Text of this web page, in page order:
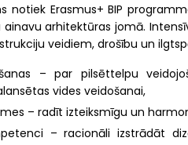
notiek Erasmus+ BIP
arhitektūras jomā.
veidiem, drošību un
– par pilsēttelpu
vides veidošanai,
– radīt izteiksmīgu un
– racionāli izstrādāt